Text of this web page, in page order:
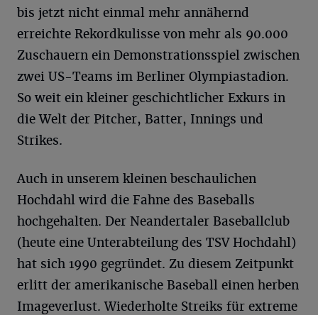
bis jetzt nicht einmal mehr annähernd
erreichte Rekordkulisse von mehr als 90.000
Zuschauern ein Demonstrationsspiel zwischen
zwei US-Teams im Berliner Olympiastadion.
So weit ein kleiner geschichtlicher Exkurs in
die Welt der Pitcher, Batter, Innings und
Strikes.
Auch in unserem kleinen beschaulichen
Hochdahl wird die Fahne des Baseballs
hochgehalten. Der Neandertaler Baseballclub
(heute eine Unterabteilung des TSV Hochdahl)
hat sich 1990 gegründet. Zu diesem Zeitpunkt
erlitt der amerikanische Baseball einen herben
Imageverlust. Wiederholte Streiks für extreme